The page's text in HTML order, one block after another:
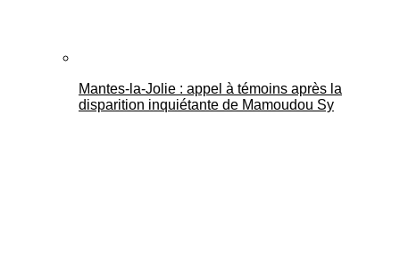
Mantes-la-Jolie : appel à témoins après la
disparition inquiétante de Mamoudou Sy